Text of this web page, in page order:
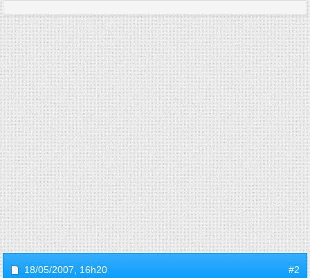
18/05/2007, 16h20 #2